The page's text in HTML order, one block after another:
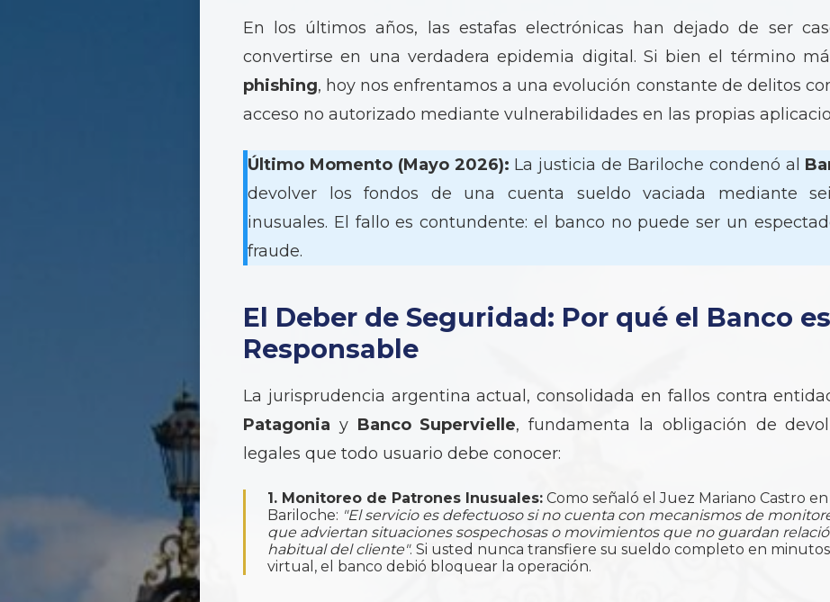
En los últimos años, las estafas electrónicas han dejado de ser
convertirse en una verdadera epidemia digital. Si bien el término
phishing, hoy nos enfrentamos a una evolución constante de delitos
acceso no autorizado mediante vulnerabilidades en las propias
Último Momento (Mayo 2026): La justicia de Bariloche condenó al
devolver los fondos de una cuenta sueldo vaciada mediante
inusuales. El fallo es contundente: el banco no puede ser un
fraude.
El Deber de Seguridad: Por qué el Banco es
Responsable
La jurisprudencia argentina actual, consolidada en fallos contra
Patagonia y Banco Supervielle, fundamenta la obligación de
legales que todo usuario debe conocer:
1. Monitoreo de Patrones Inusuales: Como señaló el Juez Mariano Castro
Bariloche: "El servicio es defectuoso si no cuenta con mecanismos de
que adviertan situaciones sospechosas o movimientos que no guardan
habitual del cliente". Si usted nunca transfiere su sueldo completo en
virtual, el banco debió bloquear la operación.